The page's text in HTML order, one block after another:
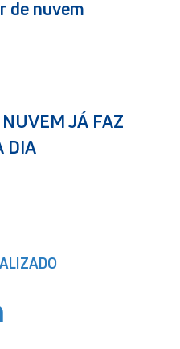
de nuvem
JÁ FAZ
DIA